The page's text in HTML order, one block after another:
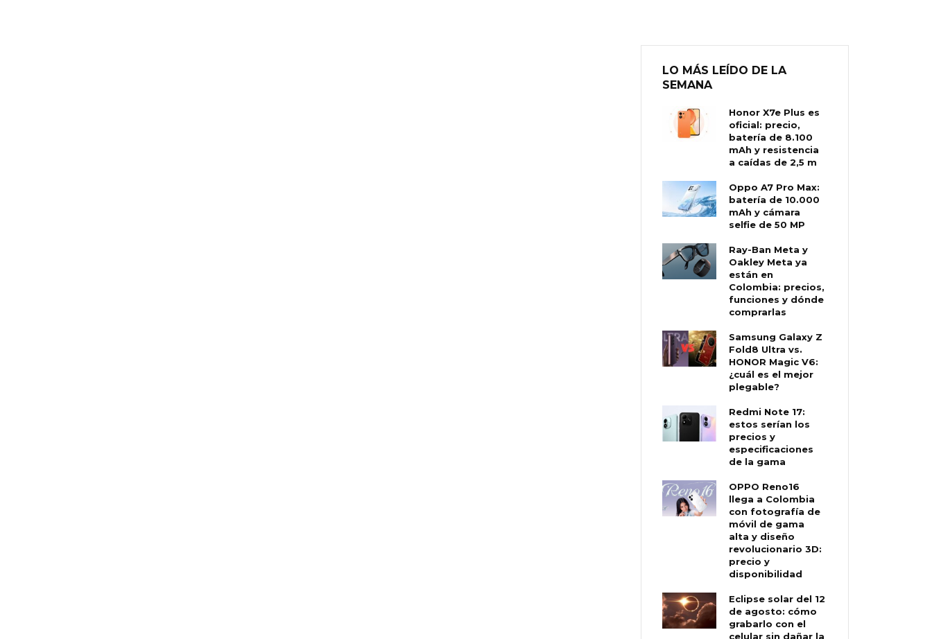
LO MÁS LEÍDO DE LA
SEMANA
Honor X7e Plus es
oficial: precio,
batería de 8.100
mAh y resistencia
a caídas de 2,5 m
Oppo A7 Pro Max:
batería de 10.000
mAh y cámara
selfie de 50 MP
Ray-Ban Meta y
Oakley Meta ya
están en
Colombia: precios,
funciones y dónde
comprarlas
Samsung Galaxy Z
Fold8 Ultra vs.
HONOR Magic V6:
¿cuál es el mejor
plegable?
Redmi Note 17:
estos serían los
precios y
especificaciones
de la gama
OPPO Reno16
llega a Colombia
con fotografía de
móvil de gama
alta y diseño
revolucionario 3D:
precio y
disponibilidad
Eclipse solar del 12
de agosto: cómo
grabarlo con el
celular sin dañar la